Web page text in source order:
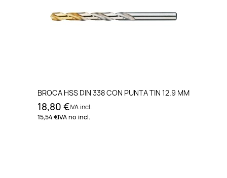
BROCA HSS DIN 338 CON PUNTA TIN 12.9 MM
18,80 €IVA incl.
15,54 €IVA no incl.